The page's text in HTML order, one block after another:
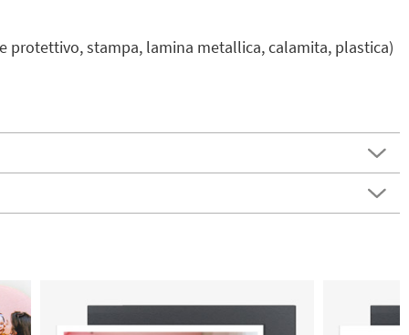
protettivo, stampa, lamina metallica, calamita, plastica)